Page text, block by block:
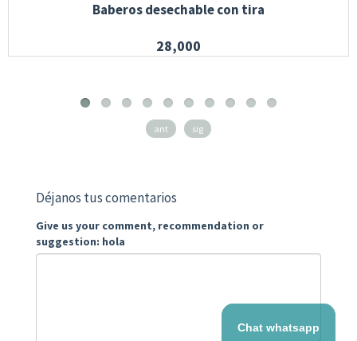
Baberos desechable con tira
28,000
ant sig
Déjanos tus comentarios
Give us your comment, recommendation or
suggestion: hola
Chat whatsapp